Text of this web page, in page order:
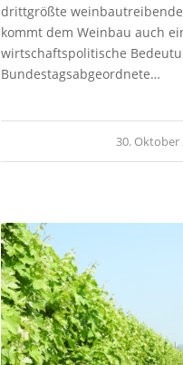
drittgrößte
kommt dem Weinbau auch
wirtschaftspolitische
Bundestagsabgeordnete…
30. Oktober